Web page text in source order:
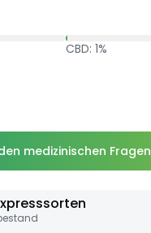
CBD: 1%
medizinischen Fragen